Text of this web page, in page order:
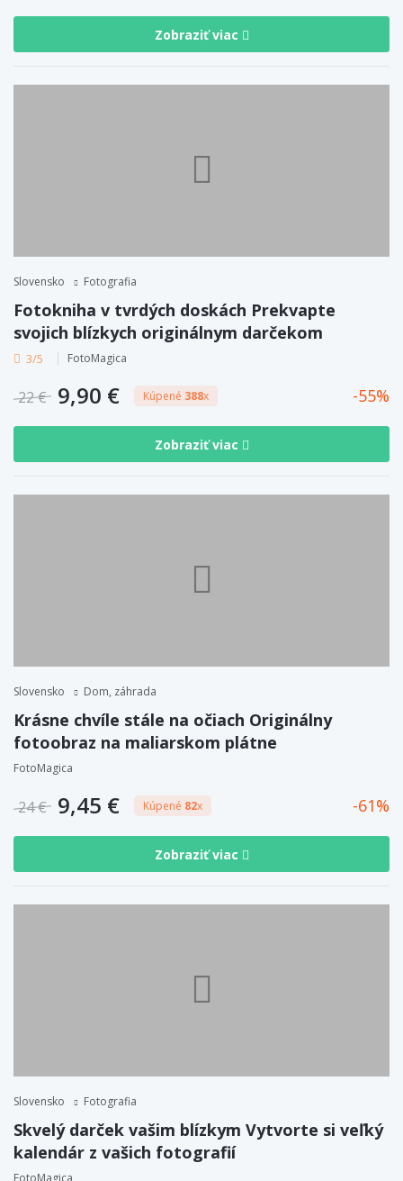
Zobraziť viac
Slovensko Fotografia
Fotokniha v tvrdých doskách Prekvapte
svojich blízkych originálnym darčekom
3/5 FotoMagica
22 € 9,90 € Kúpené 388x 55
Zobraziť viac
Slovensko Dom, záhrada
Krásne chvíle stále na očiach Originálny
fotoobraz na maliarskom plátne
FotoMagica
24 € 9,45 € Kúpené 82x 61
Zobraziť viac
Slovensko Fotografia
Skvelý darček vašim blízkym Vytvorte si veľký
kalendár z vašich fotografií